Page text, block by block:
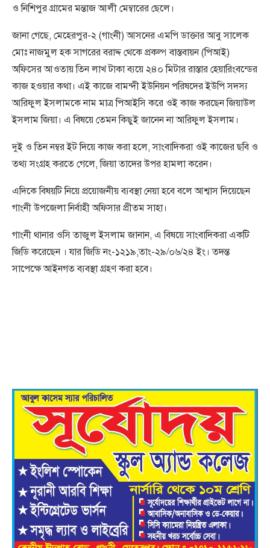
ও নিশিপুর গ্রামের মন্তাজ আলী মেম্বারের ছেলে।
জানা গেছে, মেহেরপুর-২ (গাংনী) আসনের এমপি ডাক্তার আবু সালেক
মোঃ নাজমুল হক সাগরের বরাদ্দ থেকে প্রকল্প বাস্তবায়ন (পিআই)
অফিসের আওতায় তিন লাখ টাকা ব্যয়ে ২৪০ মিটার রাস্তার হেয়ারিংবন্ডের
কাজ হওয়ার কথা। এই কাজে বামন্দী ইউনিয়ন পরিষদের ইউপি সদস্য
আরিফুল ইসলামকে নাম মাত্র পিআইসি করে ওই কাজ করছেন জিয়াউল
ইসলাম জিয়া। এ বিষয়ে তেমন কিছুই জানেন না আরিফুল ইসলাম।
দুই ও তিন নম্বর ইট দিয়ে কাজ করা হলে, সাংবাদিকরা ওই কাজের ছবি ও
তথ্য সংগ্রহ করতে গেলে, জিয়া তাদের উপর হামলা করেন।
এদিকে বিষয়টি নিয়ে প্রয়োজনীয় ব্যবস্থা নেয়া হবে বলে আশ্বাস দিয়েছেন
গাংনী উপজেলা নির্বাহী অফিসার প্রীতম সাহা।
গাংনী থানার ওসি তাজুল ইসলাম জানান, এ বিষয়ে সাংবাদিকরা একটি
জিডি করেছেন । যার জিডি নং-১২১৯,তাং-২৯/০৬/২৪ ইং। তদন্ত
সাপেক্ষে আইনগত ব্যবস্থা গ্রহণ করা হবে।